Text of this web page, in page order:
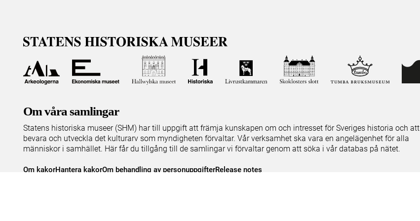
Om våra samlingar
Statens historiska museer (SHM) har till uppgift att främja kunskapen om och intresset för Sveriges historia och att
bevara och utveckla det kulturarv som myndigheten förvaltar. Vår verksamhet ska vara en angelägenhet för alla
människor i samhället. Här får du tillgång till de samlingar vi förvaltar genom att söka i vår databas på nätet.
Om kakorHantera kakorOm behandling av personuppgifterRelease notes